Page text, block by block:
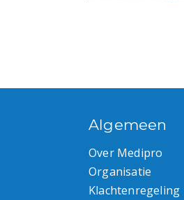
Algemeen
Over Medipro
Organisatie
Klachtenregeling